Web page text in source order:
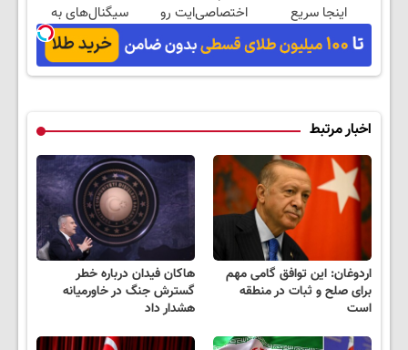
اینجا سریع
بفروشش
اختصاصی‌ایت رو
بساز!
سیگنال‌های به
موقع!
اخبار مرتبط
اردوغان: این توافق گامی مهم
برای صلح و ثبات در منطقه
است
هاکان فیدان درباره خطر
گسترش جنگ در خاورمیانه
هشدار داد